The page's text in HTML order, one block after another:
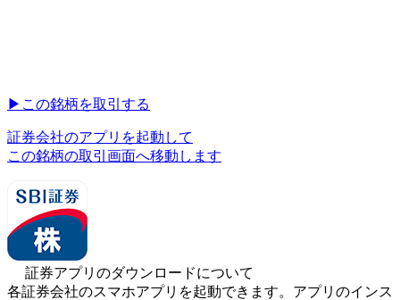
▶︎ この銘柄を取引する
証券会社のアプリを起動して
この銘柄の取引画面へ移動します
証券アプリのダウンロードについて
各証券会社のスマホアプリを起動できます。アプリのインス